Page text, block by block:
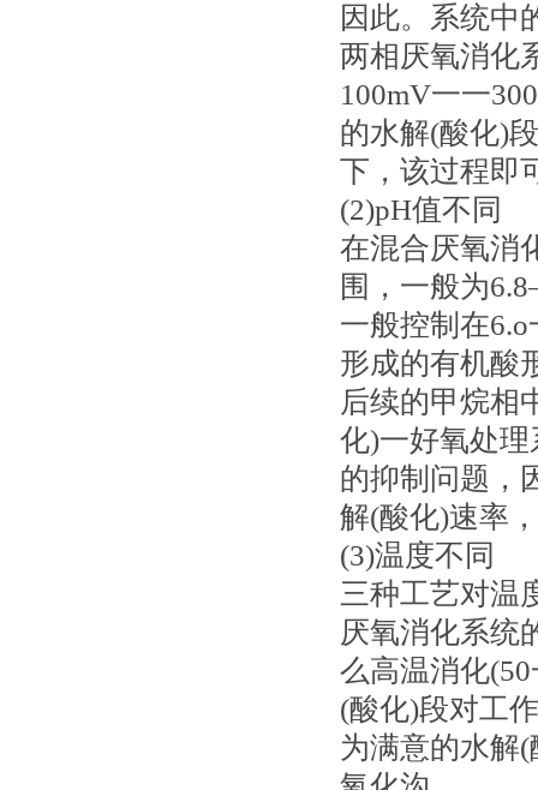
因此。系统中
两相厌氧消化
100mV一一
的水解(酸化)
下，该过程即
(2)pH值不同
在混合厌氧消
围，一般为
一般控制在
形成的有机酸
后续的甲烷相
化)一好氧处
的抑制问题，
解(酸化)速率
(3)温度不同
三种工艺对温
厌氧消化系统
么高温消化
(酸化)段对工
为满意的水解